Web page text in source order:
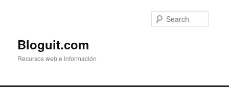
Bloguit.com
Recursos web e Información